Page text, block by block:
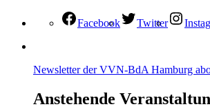
Facebook Twitter
Newsletter der VVN-BdA Hamburg
Anstehende